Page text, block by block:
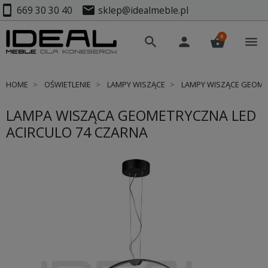
smartphone 669 30 30 40 mail sklep@idealmeble.pl
search person shopping_basket
0 menu
HOME OŚWIETLENIE LAMPY WISZĄCE LAMPY WISZĄCE
LAMPA WISZĄCA GEOMETRYCZNA LED
ACIRCULO 74 CZARNA